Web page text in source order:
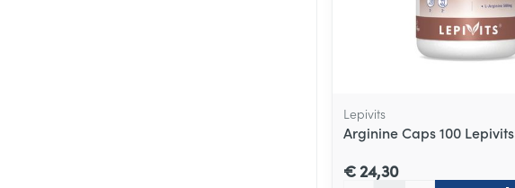
Lepivits
Arginine Caps 100 Lepivits
€ 24,30